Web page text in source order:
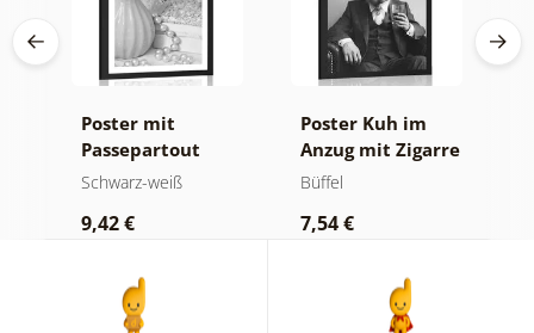
Poster mit
Passepartout
Luxuriöses
Schwarz-Weiß
Schwarz-weiß
9,42 €
Poster Kuh im
Anzug mit Zigarre
und Whiskey
Büffel
7,54 €